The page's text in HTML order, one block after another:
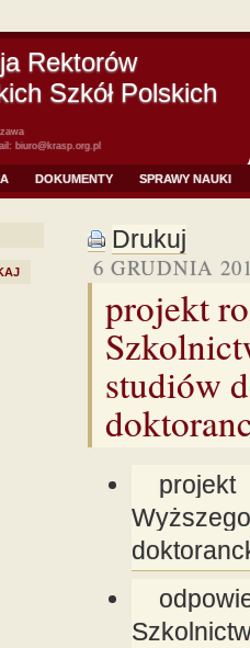
Rektorów
Szkół Polskich
biuro@krasp.org.pl
DOKUMENTY SPRAWY NAUKI
Drukuj
6 GRUDNIA
projekt
studiów